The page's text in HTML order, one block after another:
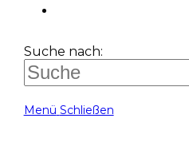
Suche nach:
Menü Schließen